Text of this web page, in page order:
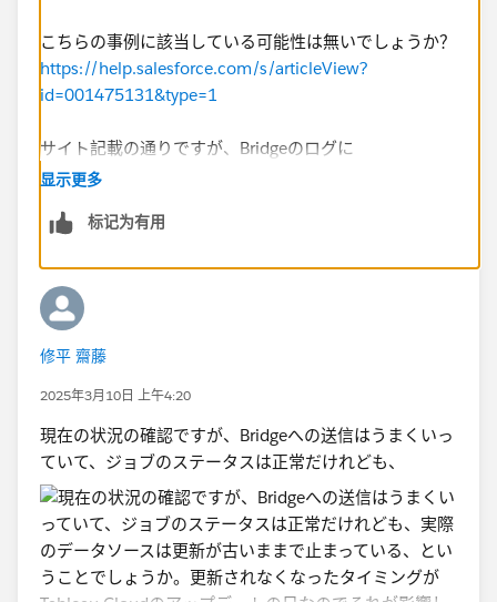
こちらの事例に該当している可能性は無いでしょうか？
https://help.salesforce.com/s/articleView?
id=001475131&type=1
サイト記載の通りですが、Bridgeのログに
HTTPRequestor::DoWork::HTTPException 401
{
"error": "invalid_refresh_token"
---
らResolutionの1-3を実施されるのが良いかと思いま
す。
Bridgeのログですが、既定では
/Users/<username>/Documents/マイ Tableau Bridge
リポジトリ/ログ(またはLogs)
显示更多
标记为有用
修平 齋藤
2025年3月10日 上午4:20
現在の状況の確認ですが、Bridgeへの送信はうまくいっ
ていて、ジョブのステータスは正常だけれども、